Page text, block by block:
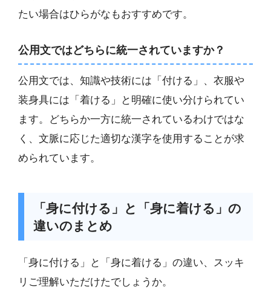
たい場合はひらがなもおすすめです。
公用文ではどちらに統一されていますか？
公用文では、知識や技術には「付ける」、衣服や
装身具には「着ける」と明確に使い分けられてい
ます。どちらか一方に統一されているわけではな
く、文脈に応じた適切な漢字を使用することが求
められています。
「身に付ける」と「身に着ける」の
違いのまとめ
「身に付ける」と「身に着ける」の違い、スッキ
リご理解いただけたでしょうか。